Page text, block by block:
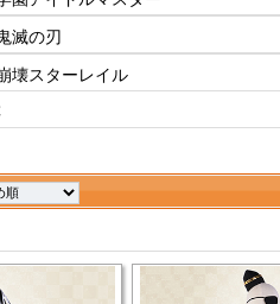
滅の刃
壊スターレイル